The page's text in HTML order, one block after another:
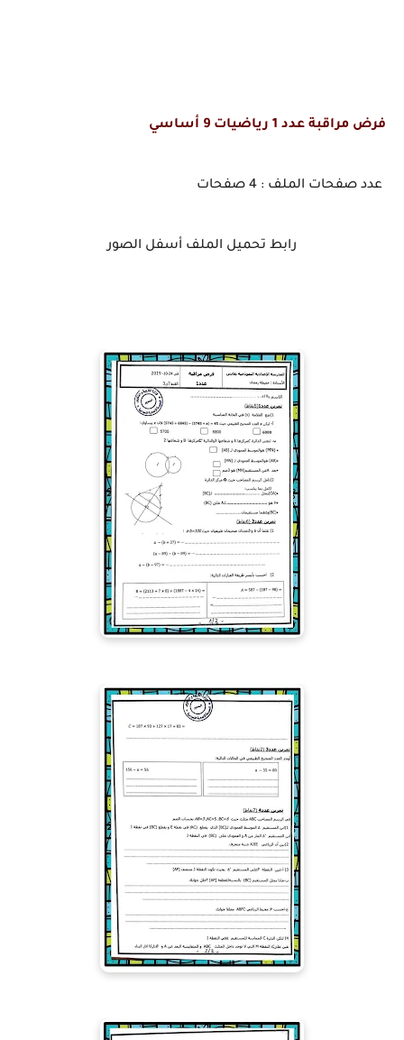
فرض مراقبة عدد 1 رياضيات 9 أساسي
رابط تحميل الملف أسفل الصور